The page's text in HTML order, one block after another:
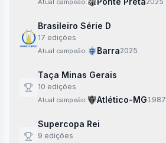
Atual campeão:
Brasileiro Série D
17 edições
Atual campeão: Barra2025
Taça Minas Gerais
10 edições
Atual campeão: Atlético-MG1987
Supercopa Rei
9 edições